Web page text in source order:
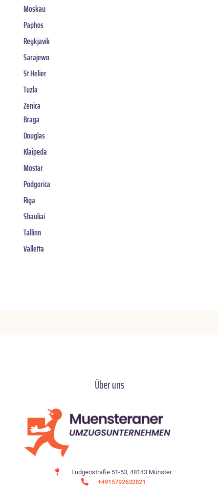
Moskau
Paphos
Reykjavik
Sarajewo
St Helier
Tuzla
Zenica
Braga
Douglas
Klaipeda
Mostar
Podgorica
Riga
Shauliai
Tallinn
Valletta
Über uns
Ludgeristraße 51-53, 48143 Münster
+4915792632821